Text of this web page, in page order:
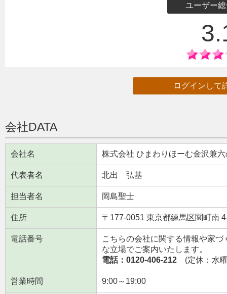
ユーザー
ログインして
会社DATA
会社名 株式会社 ひまわりほーむ金沢兼
代表者名 北出 弘基
担当者名 岡島聖士
住所 〒177-0051 東京都練馬区関町南
電話番号
こちらの会社に関する情報や家
な立場でご案内いたします。
電話：0120-406-212 (定休：水
営業時間 9:00～19:00